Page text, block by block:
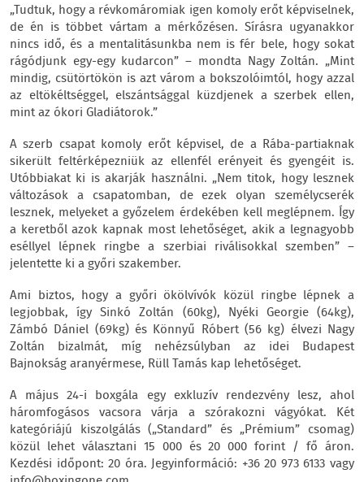
„Tudtuk, hogy a révkomáromiak igen komoly erőt képviselnek,
de én is többet vártam a mérkőzésen. Sírásra ugyanakkor
nincs idő, és a mentalitásunkba nem is fér bele, hogy sokat
rágódjunk egy-egy kudarcon” – mondta Nagy Zoltán. „Mint
mindig, csütörtökön is azt várom a bokszolóimtól, hogy azzal
az eltökéltséggel, elszántsággal küzdjenek a szerbek ellen,
mint az ókori Gladiátorok.”
A szerb csapat komoly erőt képvisel, de a Rába-partiaknak
sikerült feltérképezniük az ellenfél erényeit és gyengéit is.
Utóbbiakat ki is akarják használni. „Nem titok, hogy lesznek
változások a csapatomban, de ezek olyan személycserék
lesznek, melyeket a győzelem érdekében kell meglépnem. Így
a keretből azok kapnak most lehetőséget, akik a legnagyobb
eséllyel lépnek ringbe a szerbiai riválisokkal szemben” –
jelentette ki a győri szakember.
Ami biztos, hogy a győri ökölvívók közül ringbe lépnek a
legjobbak, így Sinkó Zoltán (60kg), Nyéki Georgie (64kg),
Zámbó Dániel (69kg) és Könnyű Róbert (56 kg) élvezi Nagy
Zoltán bizalmát, míg nehézsúlyban az idei Budapest
Bajnokság aranyérmese, Rüll Tamás kap lehetőséget.
A május 24-i boxgála egy exkluzív rendezvény lesz, ahol
háromfogásos vacsora várja a szórakozni vágyókat. Két
kategóriájú kiszolgálás („Standard” és „Prémium” csomag)
közül lehet választani 15 000 és 20 000 forint / fő áron.
Kezdési időpont: 20 óra. Jegyinformáció: +36 20 973 6133 vagy